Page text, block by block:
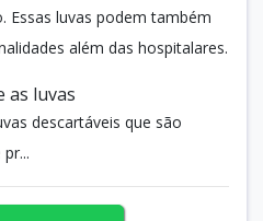
Essas luvas podem também
além das hospitalares.
as luvas
descartáveis que são